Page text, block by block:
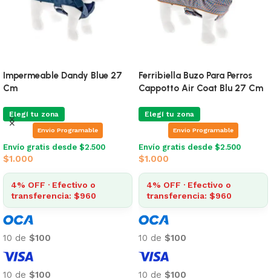
Impermeable Dandy Blue 27
Cm
Elegí tu zona
Envio Programable
Envío gratis desde $2.500
$1.000
4% OFF · Efectivo o
transferencia: $960
10 de $100
10 de $100
Ferribiella Buzo Para Perros
Cappotto Air Coat Blu 27 Cm
Elegí tu zona
Envio Programable
Envío gratis desde $2.500
$1.000
4% OFF · Efectivo o
transferencia: $960
10 de $100
10 de $100